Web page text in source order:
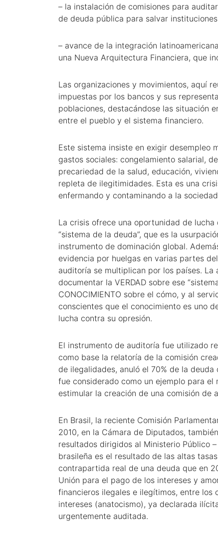
– la instalación de comisiones para
de deuda pública para salvar
– avance de la integración
una Nueva Arquitectura Financiera, que
Las organizaciones y movimientos, aquí
impuestas por los bancos y sus
poblaciones, destacándose las situación
entre el pueblo y el sistema financiero.
Este sistema insiste en exigir desempleo
gastos sociales: congelamiento salarial,
precariedad de la salud, educación,
repleta de ilegitimidades. Esta es una
enfermando y contaminando a la
La crisis ofrece una oportunidad de
“sistema de la deuda”, que es la
instrumento de dominación global.
evidencia por huelgas en varias partes
auditoría se multiplican por los países.
documentar la VERDAD sobre ese
CONOCIMIENTO sobre el cómo, y al
conscientes que el conocimiento es uno
lucha contra su opresión.
El instrumento de auditoría fue utilizado
como base la relatoría de la comisión
de ilegalidades, anuló el 70% de la
fue considerado como un ejemplo para
estimular la creación de una comisión de
En Brasil, la reciente Comisión
2010, en la Cámara de Diputados,
resultados dirigidos al Ministerio Público
brasileña es el resultado de las altas
contrapartida real de una deuda que en
Unión para el pago de los intereses y
financieros ilegales e ilegítimos, entre
intereses (anatocismo), ya declarada
urgentemente auditada.